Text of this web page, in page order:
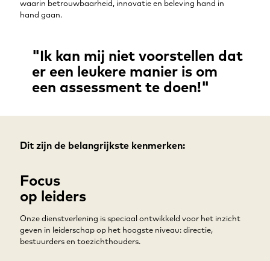
waarin betrouwbaarheid, innovatie en beleving hand in
hand gaan.
"Ik kan mij niet voorstellen dat
er een leukere manier is om
een assessment te doen!"
Dit zijn de belangrijkste kenmerken:
Focus
op leiders
Onze dienstverlening is speciaal ontwikkeld voor het inzicht
geven in leiderschap op het hoogste niveau: directie,
bestuurders en toezichthouders.